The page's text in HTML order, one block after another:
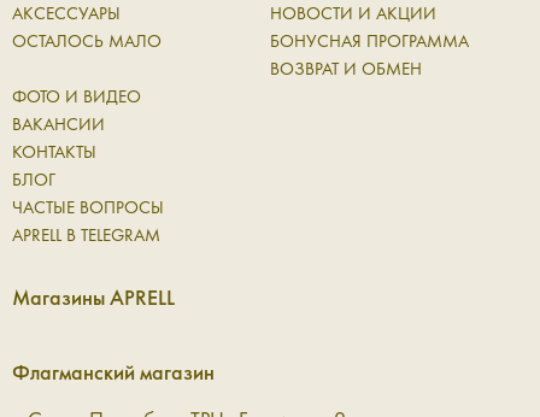
АКСЕССУАРЫ
ОСТАЛОСЬ МАЛО
НОВОСТИ И АКЦИИ
БОНУСНАЯ ПРОГРАММА
ВОЗВРАТ И ОБМЕН
ФОТО И ВИДЕО
ВАКАНСИИ
КОНТАКТЫ
БЛОГ
ЧАСТЫЕ ВОПРОСЫ
APRELL В TELEGRAM
Магазины APRELL
Флагманский магазин